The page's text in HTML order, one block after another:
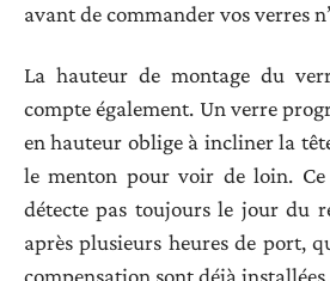
avant de commander vos verres
La hauteur de montage du
compte également. Un verre
en hauteur oblige à incliner la
le menton pour voir de loin. Ce
détecte pas toujours le jour du
après plusieurs heures de port,
compensation sont déjà installées.